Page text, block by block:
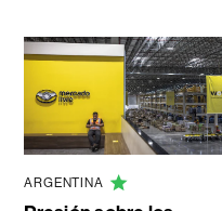
ARGENTINA